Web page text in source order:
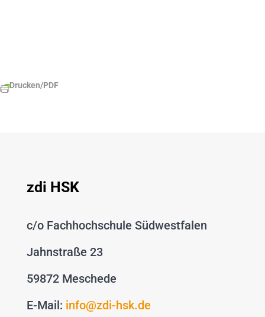
Drucken/PDF
zdi HSK
c/o Fachhochschule Südwestfalen
Jahnstraße 23
59872 Meschede
E-Mail: info@zdi-hsk.de